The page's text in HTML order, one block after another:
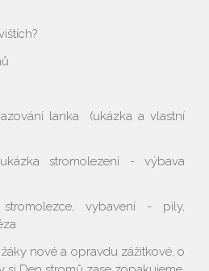
lanka (ukázka a vlastní
stromolezení - výbava
vybavení - pily,
nové a opravdu zážitkové, o